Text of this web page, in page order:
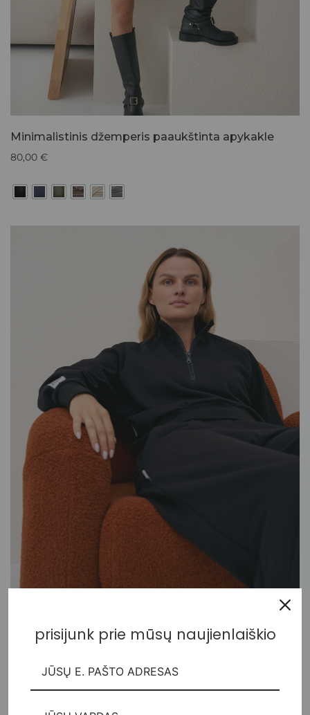
Minimalistinis džemperis paaukštinta apykakle
80,00 €
Vintage džemperis su trumpu užtrauktuku
prisijunk prie mūsų naujienlaiškio